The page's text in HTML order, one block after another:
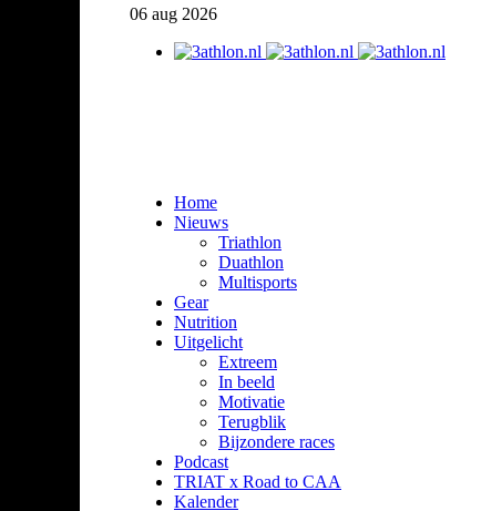
06 aug 2026
Home
Nieuws
Triathlon
Duathlon
Multisports
Gear
Nutrition
Uitgelicht
Extreem
In beeld
Motivatie
Terugblik
Bijzondere races
Podcast
TRIAT x Road to CAA
Kalender